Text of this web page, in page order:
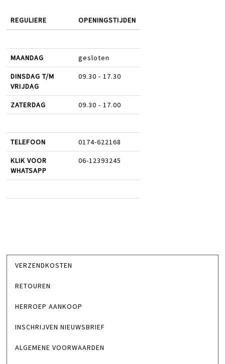
REGULIERE OPENINGSTIJDEN
MAANDAG gesloten
DINSDAG T/M
VRIJDAG
09.30 - 17.30
ZATERDAG 09.30 - 17.00
TELEFOON 0174-622168
KLIK VOOR
WHATSAPP
06-12393245
VERZENDKOSTEN
RETOUREN
HERROEP AANKOOP
INSCHRIJVEN NIEUWSBRIEF
ALGEMENE VOORWAARDEN